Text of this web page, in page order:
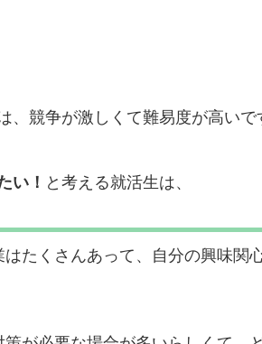
、競争が激しくて難易度が高いで
い！ と考える就活生は、
たくさんあって、自分の興味関